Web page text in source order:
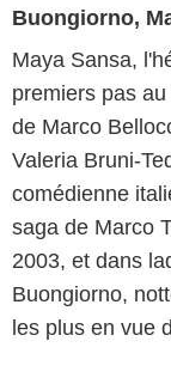
Buongiorno,
Maya Sansa,
premiers pas
de Marco
Valeria Bruni-
comédienne
saga de Marco
2003, et dans
Buongiorno,
les plus en vue